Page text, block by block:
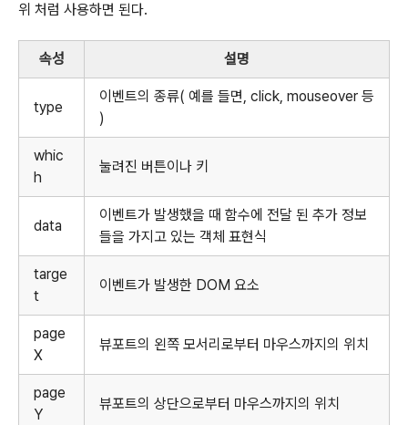
위 처럼 사용하면 된다.
속성 설명
type
이벤트의 종류( 예를 들면, click, mouseover 등
)
whic
h
눌려진 버튼이나 키
data
이벤트가 발생했을 때 함수에 전달 된 추가 정보
들을 가지고 있는 객체 표현식
targe
t
이벤트가 발생한 DOM 요소
page
X
뷰포트의 왼쪽 모서리로부터 마우스까지의 위치
page
Y
뷰포트의 상단으로부터 마우스까지의 위치